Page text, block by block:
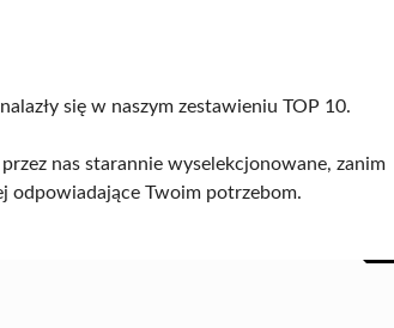
się w naszym zestawieniu TOP 10.
nas starannie wyselekcjonowane, zanim
odpowiadające Twoim potrzebom.